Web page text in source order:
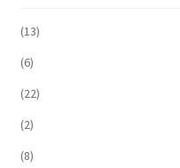
(13)
(6)
(22)
(2)
(8)